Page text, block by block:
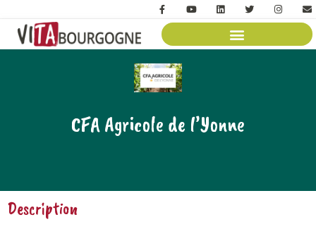
CFA Agricole de l’Yonne
Description